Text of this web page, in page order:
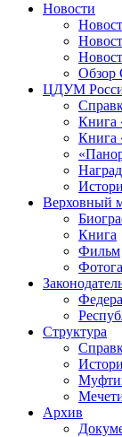
Новости
ЦДУМ
Книга
Книга
Верховный
Книга
Фильм
Структура
Архив